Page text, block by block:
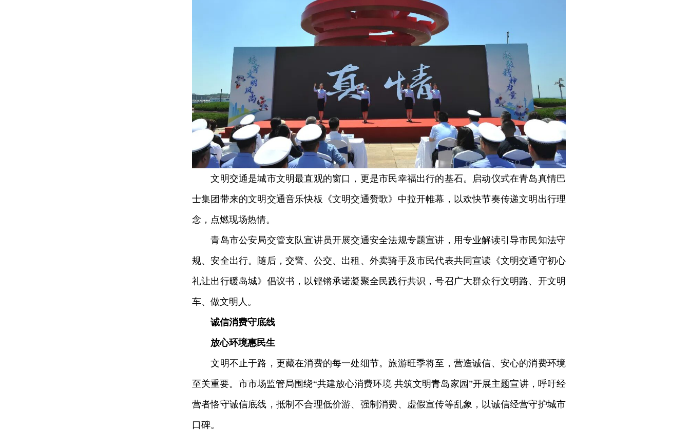
文明交通是城市文明最直观的窗口，更是市民幸福出行的基石。启动仪式在青岛真情巴
士集团带来的文明交通音乐快板《文明交通赞歌》中拉开帷幕，以欢快节奏传递文明出行理
念，点燃现场热情。
青岛市公安局交管支队宣讲员开展交通安全法规专题宣讲，用专业解读引导市民知法守
规、安全出行。随后，交警、公交、出租、外卖骑手及市民代表共同宣读《文明交通守初心
礼让出行暖岛城》倡议书，以铿锵承诺凝聚全民践行共识，号召广大群众行文明路、开文明
车、做文明人。
诚信消费守底线
放心环境惠民生
文明不止于路，更藏在消费的每一处细节。旅游旺季将至，营造诚信、安心的消费环境
至关重要。市市场监管局围绕“共建放心消费环境 共筑文明青岛家园”开展主题宣讲，呼吁经
营者恪守诚信底线，抵制不合理低价游、强制消费、虚假宣传等乱象，以诚信经营守护城市
口碑。